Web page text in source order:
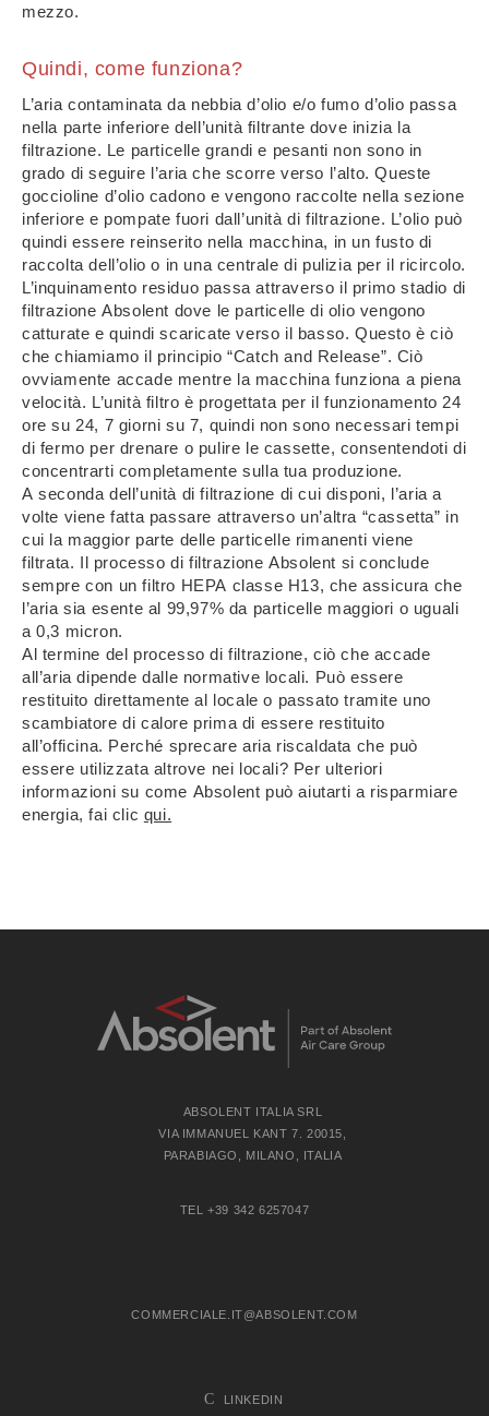
mezzo.
Quindi, come funziona?
L’aria contaminata da nebbia d’olio e/o fumo d’olio passa
nella parte inferiore dell’unità filtrante dove inizia la
filtrazione. Le particelle grandi e pesanti non sono in
grado di seguire l’aria che scorre verso l’alto. Queste
goccioline d’olio cadono e vengono raccolte nella sezione
inferiore e pompate fuori dall’unità di filtrazione. L’olio può
quindi essere reinserito nella macchina, in un fusto di
raccolta dell’olio o in una centrale di pulizia per il ricircolo.
L’inquinamento residuo passa attraverso il primo stadio di
filtrazione Absolent dove le particelle di olio vengono
catturate e quindi scaricate verso il basso. Questo è ciò
che chiamiamo il principio “Catch and Release”. Ciò
ovviamente accade mentre la macchina funziona a piena
velocità. L’unità filtro è progettata per il funzionamento 24
ore su 24, 7 giorni su 7, quindi non sono necessari tempi
di fermo per drenare o pulire le cassette, consentendoti di
concentrarti completamente sulla tua produzione.
A seconda dell’unità di filtrazione di cui disponi, l’aria a
volte viene fatta passare attraverso un’altra “cassetta” in
cui la maggior parte delle particelle rimanenti viene
filtrata. Il processo di filtrazione Absolent si conclude
sempre con un filtro HEPA classe H13, che assicura che
l’aria sia esente al 99,97% da particelle maggiori o uguali
a 0,3 micron.
Al termine del processo di filtrazione, ciò che accade
all’aria dipende dalle normative locali. Può essere
restituito direttamente al locale o passato tramite uno
scambiatore di calore prima di essere restituito
all’officina. Perché sprecare aria riscaldata che può
essere utilizzata altrove nei locali? Per ulteriori
informazioni su come Absolent può aiutarti a risparmiare
energia, fai clic qui.
ABSOLENT ITALIA SRL
VIA IMMANUEL KANT 7. 20015,
PARABIAGO, MILANO, ITALIA
TEL +39 342 6257047
COMMERCIALE.IT@ABSOLENT.COM
LINKEDIN